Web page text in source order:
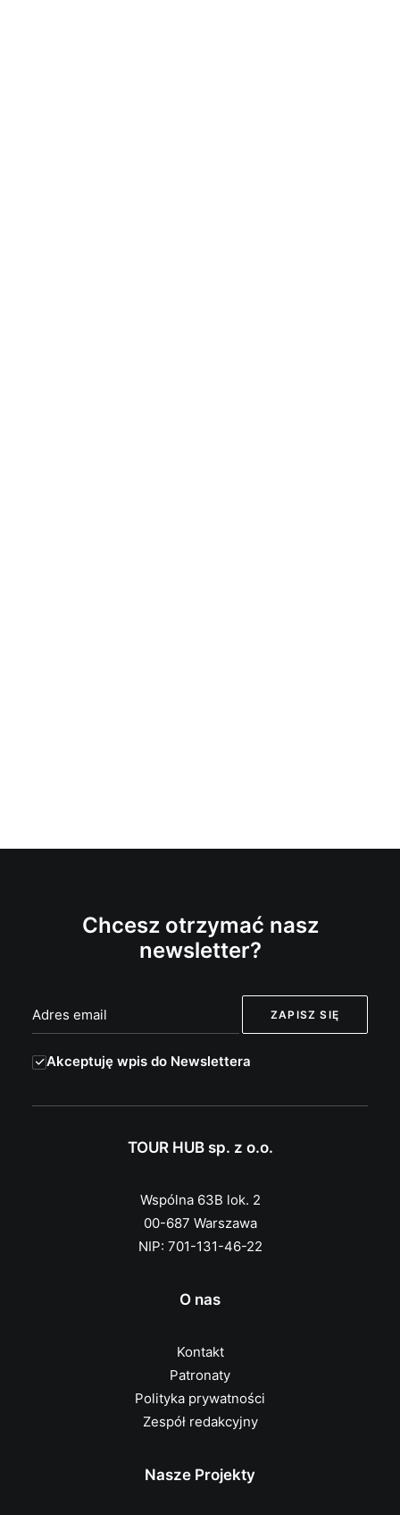
Chcesz otrzymać nasz
newsletter?
Akceptuję wpis do Newslettera
TOUR HUB sp. z o.o.
Wspólna 63B lok. 2
00-687 Warszawa
NIP: 701-131-46-22
O nas
Kontakt
Patronaty
Polityka prywatności
Zespół redakcyjny
Nasze Projekty